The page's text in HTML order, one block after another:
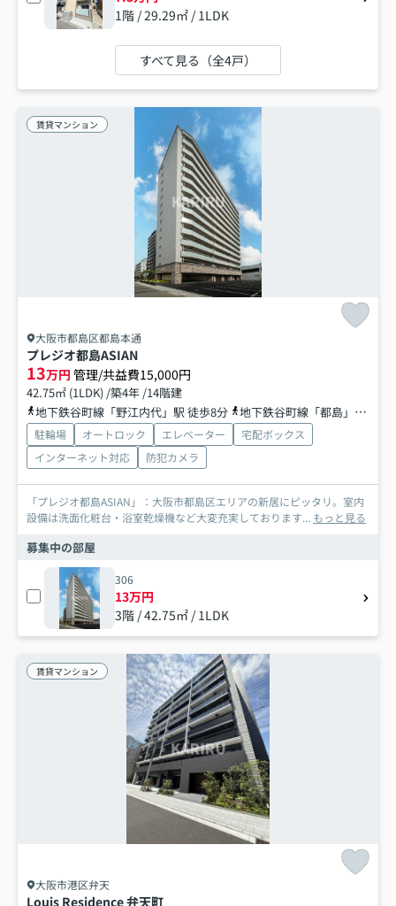
1階 / 29.29㎡ / 1LDK
すべて見る（全4戸）
賃貸マンション
大阪市都島区都島本通
プレジオ都島ASIAN
13万円 管理/共益費15,000円
42.75㎡ (1LDK) /築4年 /14階建
地下鉄谷町線「野江内代」駅 徒歩8分
地下鉄谷町線「都島」駅 徒歩9分
駐輪場 オートロック エレベーター
宅配ボックス
インターネット対応
防犯カメラ
「プレジオ都島ASIAN」：大阪市都島区エリアの新居にピッタリ。室内
設備は洗面化粧台・浴室乾燥機など大変充実しております... もっと見る
募集中の部屋
306
13万円
3階 / 42.75㎡ / 1LDK
賃貸マンション
大阪市港区弁天
Louis Residence 弁天町